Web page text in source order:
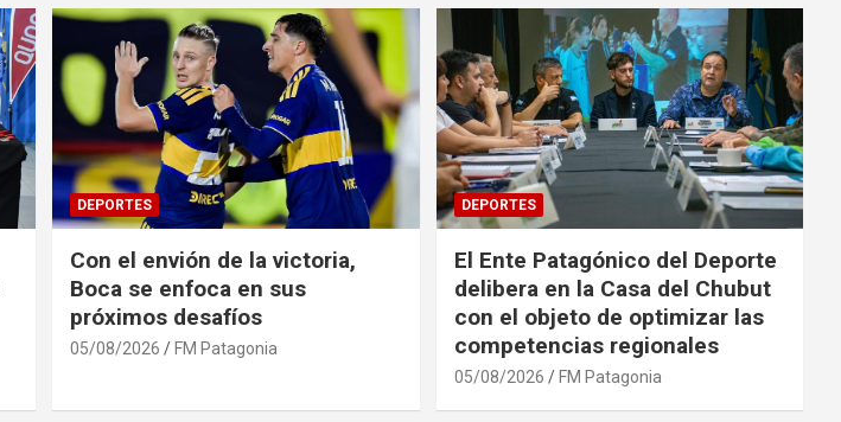
DEPORTES
Con el envión de la victoria,
Boca se enfoca en sus
próximos desafíos
05/08/2026 FM Patagonia
DEPORTES
El Ente Patagónico del Deporte
delibera en la Casa del Chubut
con el objeto de optimizar las
competencias regionales
05/08/2026 FM Patagonia